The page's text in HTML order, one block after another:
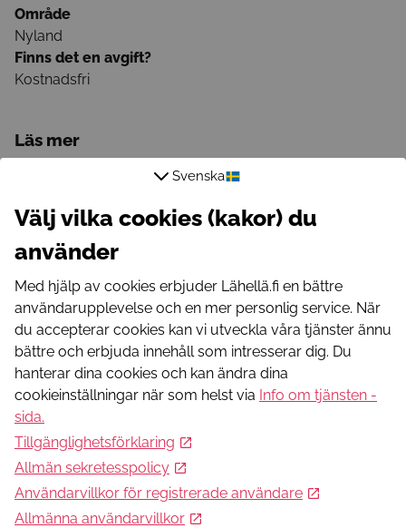
Område
Nyland
Finns det en avgift?
Kostnadsfri
Läs mer
Telefonnummer
+358408651364
Webbadress
https://uusimaa.keliakiayhdistys.fi/tapahtumat/
Visa aktiviteten på kartan
Dessa kan intressera dig
Päihteettömän vapaa-ajan edistäminen ja ylläpito
Päihteetön vapaa-aika vertaistuki keskiössä kaikille
raittiudesta kiinnostuneille ilman jäsenyysvelvoitetta.
Svenska
Välj vilka cookies (kakor) du
använder
Med hjälp av cookies erbjuder Lähellä.fi en bättre
användarupplevelse och en mer personlig service. När
du accepterar cookies kan vi utveckla våra tjänster ännu
bättre och erbjuda innehåll som intresserar dig. Du
hanterar dina cookies och kan ändra dina
cookieinställningar när som helst via Info om tjänsten -
sida.
Tillgänglighetsförklaring
Allmän sekretesspolicy
Användarvillkor för registrerade användare
Allmänna användarvillkor